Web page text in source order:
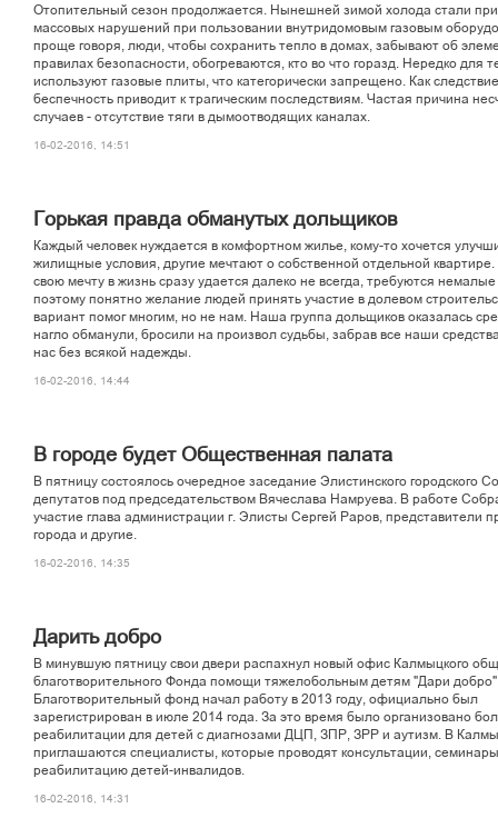
Отопительный сезон продолжается. Нынешней зимой холода стали
массовых нарушений при пользовании внутридомовым газовым
проще говоря, люди, чтобы сохранить тепло в домах, забывают об
правилах безопасности, обогреваются, кто во что горазд. Нередко для
используют газовые плиты, что категорически запрещено. Как
беспечность приводит к трагическим последствиям. Частая причина
случаев - отсутствие тяги в дымоотводящих каналах.
16-02-2016, 14:51
Горькая правда обманутых дольщиков
Каждый человек нуждается в комфортном жилье, кому-то хочется
жилищные условия, другие мечтают о собственной отдельной
свою мечту в жизнь сразу удается далеко не всегда, требуются немалые
поэтому понятно желание людей принять участие в долевом
вариант помог многим, но не нам. Наша группа дольщиков оказалась
нагло обманули, бросили на произвол судьбы, забрав все наши
нас без всякой надежды.
16-02-2016, 14:44
В городе будет Общественная палата
В пятницу состоялось очередное заседание Элистинского городского
депутатов под председательством Вячеслава Намруева. В работе
участие глава администрации г. Элисты Сергей Раров, представители
города и другие.
16-02-2016, 14:35
Дарить добро
В минувшую пятницу свои двери распахнул новый офис Калмыцкого
благотворительного Фонда помощи тяжелобольным детям "Дари
Благотворительный фонд начал работу в 2013 году, официально был
зарегистрирован в июле 2014 года. За это время было организовано
реабилитации для детей с диагнозами ДЦП, ЗПР, ЗРР и аутизм. В
приглашаются специалисты, которые проводят консультации,
реабилитацию детей-инвалидов.
16-02-2016, 14:31